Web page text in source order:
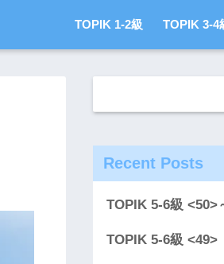
TOPIK 1-2級 TOPIK 3-4
Recent Posts
TOPIK 5-6級 <50>
TOPIK 5-6級 <49>